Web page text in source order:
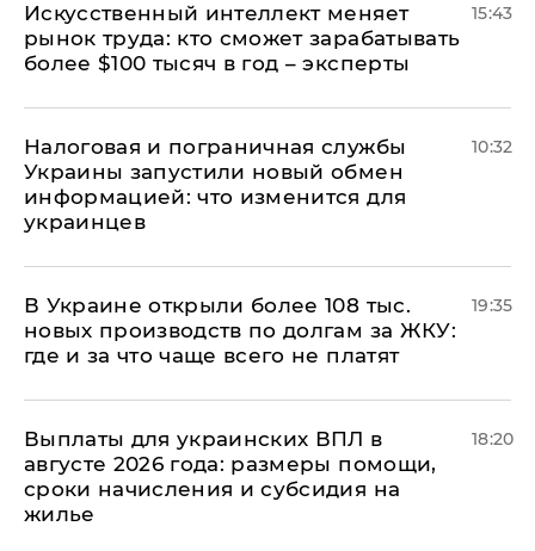
Искусственный интеллект меняет
рынок труда: кто сможет зарабатывать
более $100 тысяч в год – эксперты
15:43
Налоговая и пограничная службы
Украины запустили новый обмен
информацией: что изменится для
украинцев
10:32
В Украине открыли более 108 тыс.
новых производств по долгам за ЖКУ:
где и за что чаще всего не платят
19:35
Выплаты для украинских ВПЛ в
августе 2026 года: размеры помощи,
сроки начисления и субсидия на
жилье
18:20